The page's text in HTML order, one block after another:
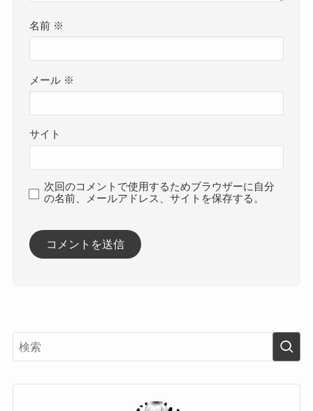
名前 ※
メール ※
サイト
次回のコメントで使用するためブラウザーに自分
の名前、メールアドレス、サイトを保存する。